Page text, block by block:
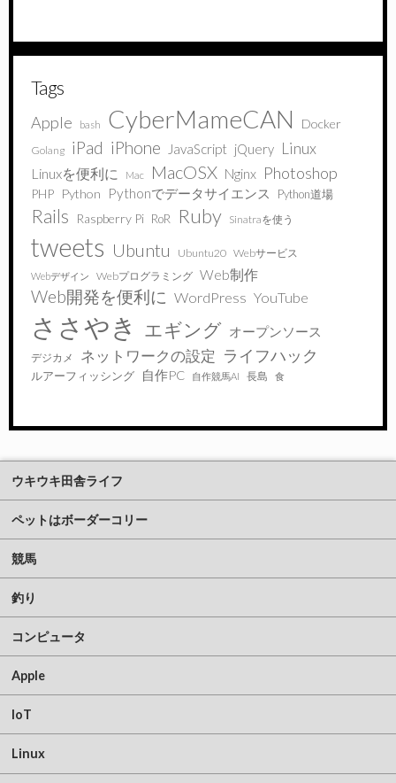
Tags
Apple bash CyberMameCAN Docker
Golang iPad iPhone JavaScript jQuery Linux
Linuxを便利に Mac MacOSX Nginx Photoshop
PHP Python Pythonでデータサイエンス Python道場
Rails Raspberry Pi RoR Ruby Sinatraを使う
tweets Ubuntu Ubuntu20 Webサービス
Webデザイン Webプログラミング Web制作
Web開発を便利に WordPress YouTube
ささやき エギング オープンソース
デジカメ ネットワークの設定 ライフハック
ルアーフィッシング 自作PC 自作競馬AI 長島 食
ウキウキ田舎ライフ
ペットはボーダーコリー
競馬
釣り
コンピュータ
Apple
IoT
Linux